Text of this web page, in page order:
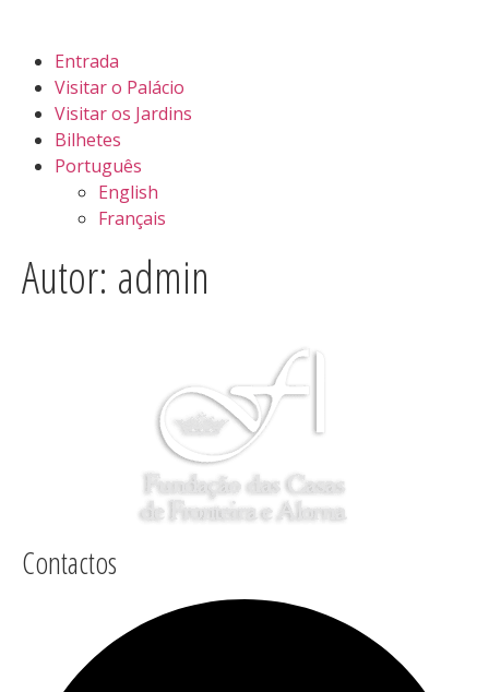
Entrada
Visitar o Palácio
Visitar os Jardins
Bilhetes
Português
English
Français
Autor: admin
Contactos